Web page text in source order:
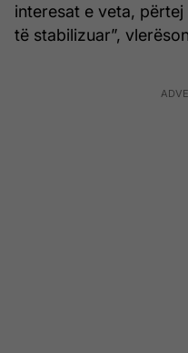
interesat e veta,
të stabilizuar”,